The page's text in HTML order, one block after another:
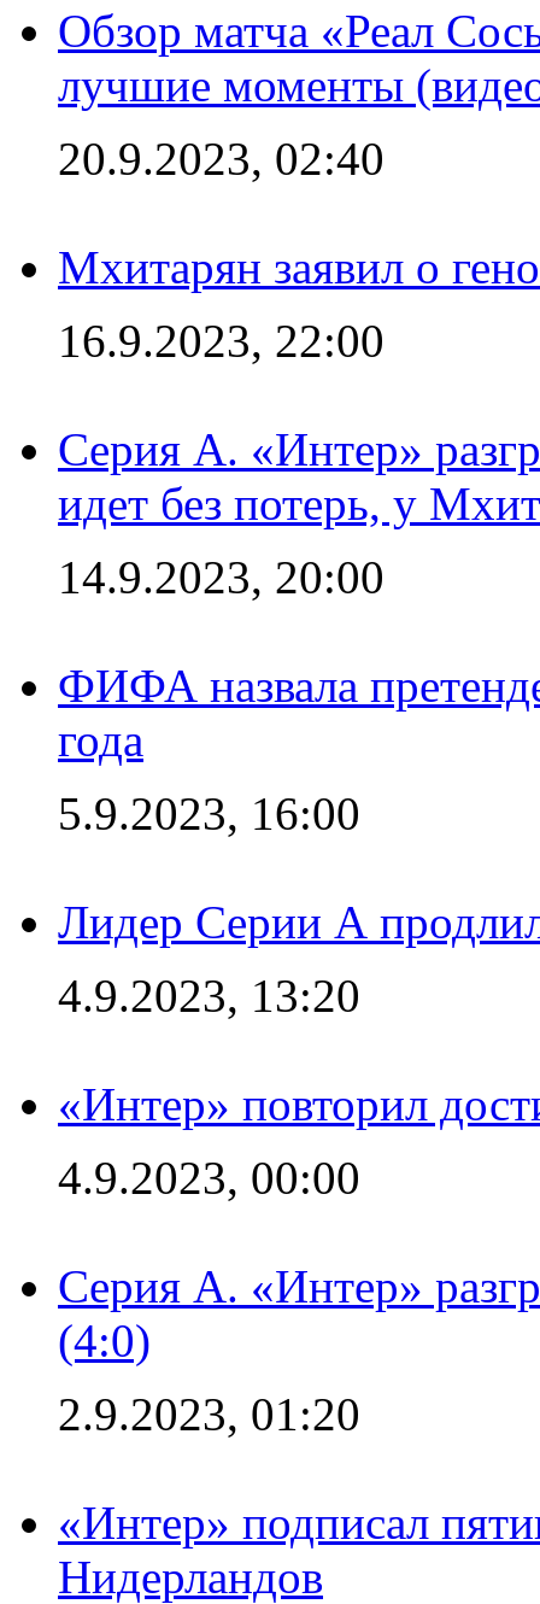
Обзор матча «Реал
лучшие моменты
20.9.2023, 02:40
Мхитарян заявил о
16.9.2023, 22:00
Серия А. «Интер»
идет без потерь, у
14.9.2023, 20:00
ФИФА назвала
года
5.9.2023, 16:00
Лидер Серии А
4.9.2023, 13:20
«Интер» повторил
4.9.2023, 00:00
Серия А. «Интер»
(4:0)
2.9.2023, 01:20
«Интер» подписал
Нидерландов